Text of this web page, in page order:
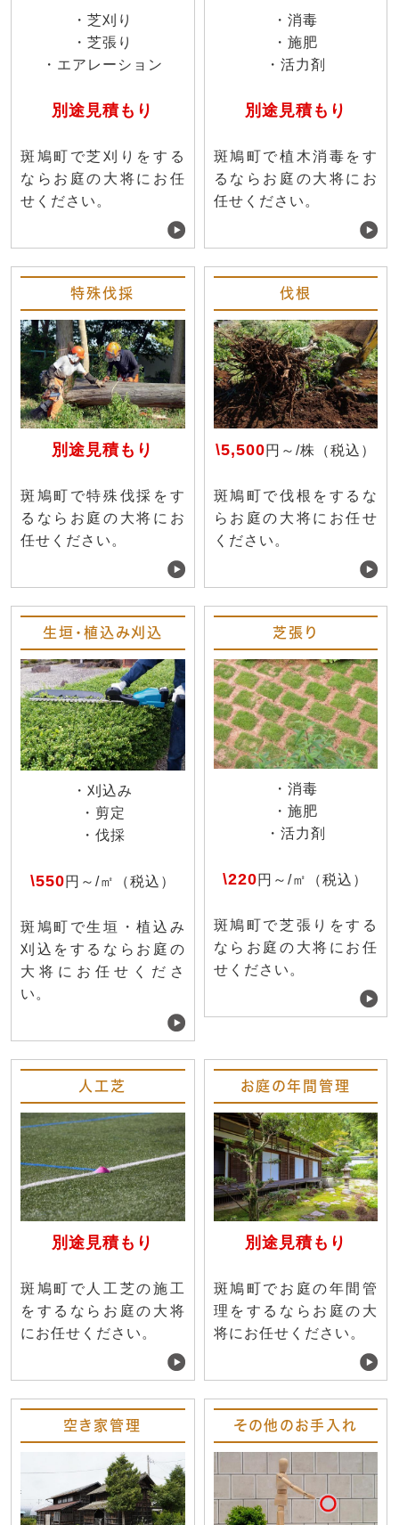
・芝刈り
・芝張り
・エアレーション
別途見積もり
斑鳩町で芝刈りをする
ならお庭の大将にお任
せください。
・消毒
・施肥
・活力剤
別途見積もり
斑鳩町で植木消毒をす
るならお庭の大将にお
任せください。
特殊伐採
別途見積もり
斑鳩町で特殊伐採をす
るならお庭の大将にお
任せください。
伐根
\5,500円～/株（税込）
斑鳩町で伐根をするな
らお庭の大将にお任せ
ください。
生垣・植込み刈込
・刈込み
・剪定
・伐採
\550円～/㎡（税込）
斑鳩町で生垣・植込み
刈込をするならお庭の
大将にお任せくださ
い。
芝張り
・消毒
・施肥
・活力剤
\220円～/㎡（税込）
斑鳩町で芝張りをする
ならお庭の大将にお任
せください。
人工芝
別途見積もり
斑鳩町で人工芝の施工
をするならお庭の大将
にお任せください。
お庭の年間管理
別途見積もり
斑鳩町でお庭の年間管
理をするならお庭の大
将にお任せください。
空き家管理 その他のお手入れ